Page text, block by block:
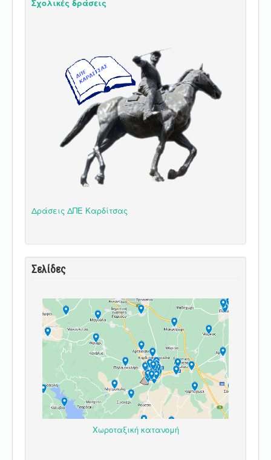
Σχολικές δράσεις
Δράσεις ΔΠΕ Καρδίτσας
Σελίδες
Χωροταξική κατανομή